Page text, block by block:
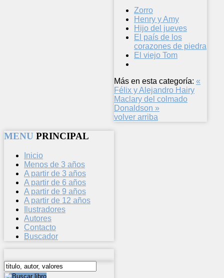
Zorro
Henry y Amy
Hijo del jueves
El país de los
corazones de piedra
El viejo Tom
Más en esta categoría: «
Félix y Alejandro Hairy
Maclary del colmado
Donaldson »
volver arriba
MENU PRINCIPAL
Inicio
Menos de 3 años
A partir de 3 años
A partir de 6 años
A partir de 9 años
A partir de 12 años
Ilustradores
Autores
Contacto
Buscador